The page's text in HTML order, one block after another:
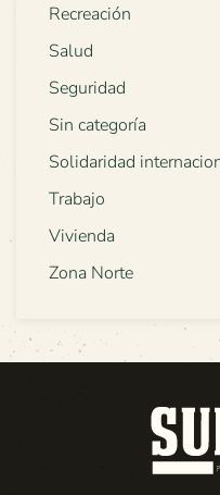
Recreación
Salud
Seguridad
Sin categoría
Solidaridad
Trabajo
Vivienda
Zona Norte